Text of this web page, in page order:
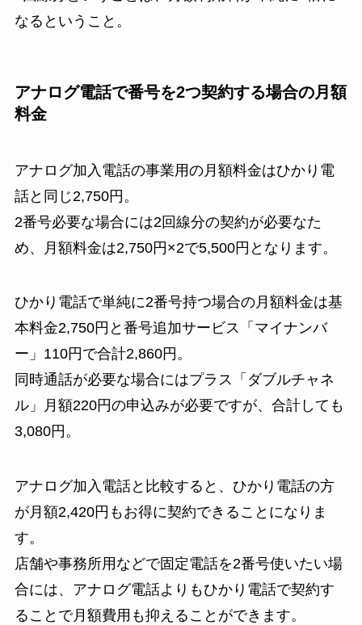
なるということ。
アナログ電話で番号を2つ契約する場合の月額
料金
アナログ加入電話の事業用の月額料金はひかり電
話と同じ2,750円。
2番号必要な場合には2回線分の契約が必要なた
め、月額料金は2,750円×2で5,500円となります。
ひかり電話で単純に2番号持つ場合の月額料金は基
本料金2,750円と番号追加サービス「マイナンバ
ー」110円で合計2,860円。
同時通話が必要な場合にはプラス「ダブルチャネ
ル」月額220円の申込みが必要ですが、合計しても
3,080円。
アナログ加入電話と比較すると、ひかり電話の方
が月額2,420円もお得に契約できることになりま
す。
店舗や事務所用などで固定電話を2番号使いたい場
合には、アナログ電話よりもひかり電話で契約す
ることで月額費用も抑えることができます。